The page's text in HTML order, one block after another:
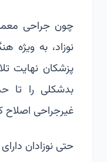
چون جراحی
نوزاد، به ویژه
پزشکان نهایت
بدشکلی را
غیرجراحی اصلاح
حتی نوزادان